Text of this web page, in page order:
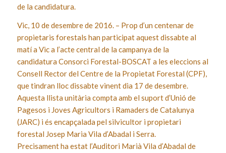
de la candidatura.
Vic, 10 de desembre de 2016. – Prop d’un centenar de
propietaris forestals han participat aquest dissabte al
matí a Vic a l’acte central de la campanya de la
candidatura Consorci Forestal-BOSCAT a les eleccions al
Consell Rector del Centre de la Propietat Forestal (CPF),
que tindran lloc dissabte vinent dia 17 de desembre.
Aquesta llista unitària compta amb el suport d’Unió de
Pagesos i Joves Agricultors i Ramaders de Catalunya
(JARC) i és encapçalada pel silvicultor i propietari
forestal Josep Maria Vila d’Abadal i Serra.
Precisament ha estat l’Auditori Marià Vila d’Abadal de